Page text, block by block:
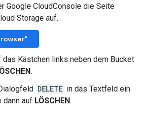
Google CloudConsole die Seite
Storage auf.
das Kästchen links neben dem Bucket
.
DELETE in das Textfeld ein
dann auf LÖSCHEN.